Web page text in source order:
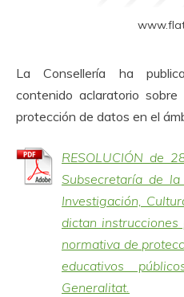
La Consellería ha
contenido aclaratorio
protección de datos en el
RESOLUCIÓN de
Subsecretaría de
Investigación,
dictan
normativa de
educativos
Generalitat.